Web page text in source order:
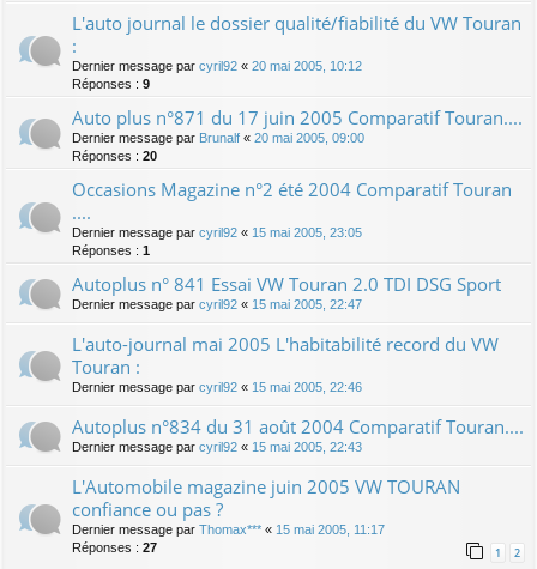
L'auto journal le dossier qualité/fiabilité du VW Touran
:
Dernier message par cyril92 « 20 mai 2005, 10:12
Réponses : 9
Auto plus n°871 du 17 juin 2005 Comparatif Touran....
Dernier message par Brunalf « 20 mai 2005, 09:00
Réponses : 20
Occasions Magazine n°2 été 2004 Comparatif Touran
....
Dernier message par cyril92 « 15 mai 2005, 23:05
Réponses : 1
Autoplus n° 841 Essai VW Touran 2.0 TDI DSG Sport
Dernier message par cyril92 « 15 mai 2005, 22:47
L'auto-journal mai 2005 L'habitabilité record du VW
Touran :
Dernier message par cyril92 « 15 mai 2005, 22:46
Autoplus n°834 du 31 août 2004 Comparatif Touran....
Dernier message par cyril92 « 15 mai 2005, 22:43
L'Automobile magazine juin 2005 VW TOURAN
confiance ou pas ?
Dernier message par Thomax*** « 15 mai 2005, 11:17
Réponses : 27 1 2